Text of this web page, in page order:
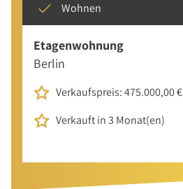
Wohnen
Etagenwohnung
Berlin
Verkaufspreis: 475.000,00 €
Verkauft in 3 Monat(en)